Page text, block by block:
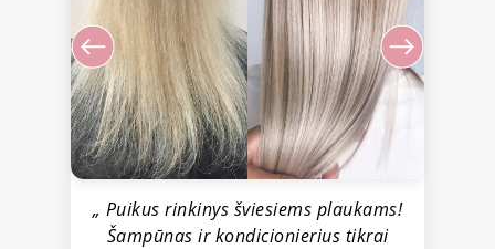
„ Puikus rinkinys šviesiems plaukams!
Šampūnas ir kondicionierius tikrai